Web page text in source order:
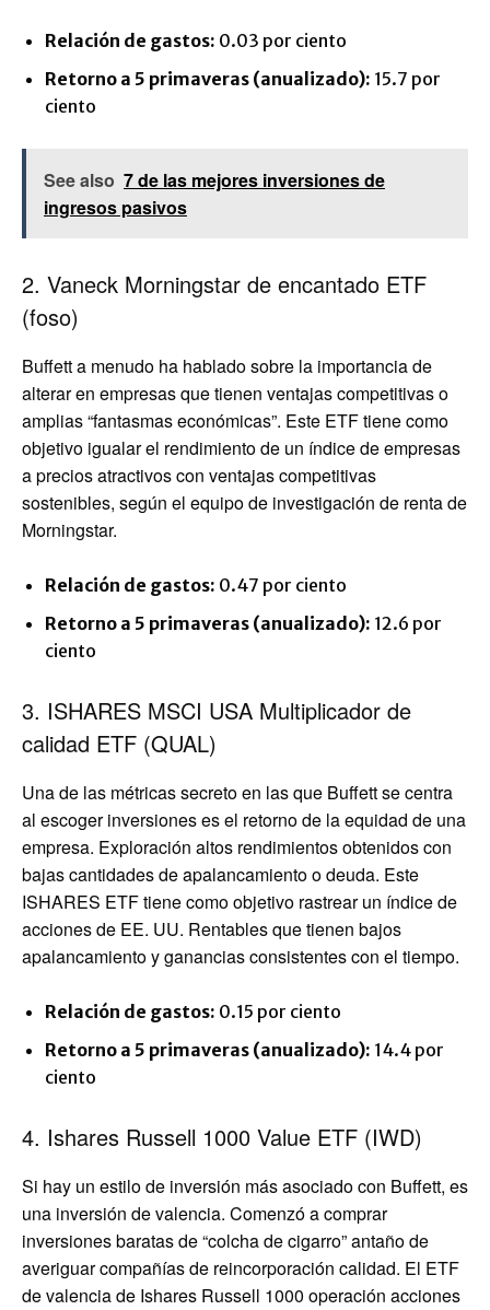
Relación de gastos: 0.03 por ciento
Retorno a 5 primaveras (anualizado): 15.7 por
ciento
See also 7 de las mejores inversiones de
ingresos pasivos
2. Vaneck Morningstar de encantado ETF
(foso)
Buffett a menudo ha hablado sobre la importancia de
alterar en empresas que tienen ventajas competitivas o
amplias “fantasmas económicas”. Este ETF tiene como
objetivo igualar el rendimiento de un índice de empresas
a precios atractivos con ventajas competitivas
sostenibles, según el equipo de investigación de renta de
Morningstar.
Relación de gastos: 0.47 por ciento
Retorno a 5 primaveras (anualizado): 12.6 por
ciento
3. ISHARES MSCI USA Multiplicador de
calidad ETF (QUAL)
Una de las métricas secreto en las que Buffett se centra
al escoger inversiones es el retorno de la equidad de una
empresa. Exploración altos rendimientos obtenidos con
bajas cantidades de apalancamiento o deuda. Este
ISHARES ETF tiene como objetivo rastrear un índice de
acciones de EE. UU. Rentables que tienen bajos
apalancamiento y ganancias consistentes con el tiempo.
Relación de gastos: 0.15 por ciento
Retorno a 5 primaveras (anualizado): 14.4 por
ciento
4. Ishares Russell 1000 Value ETF (IWD)
Si hay un estilo de inversión más asociado con Buffett, es
una inversión de valencia. Comenzó a comprar
inversiones baratas de “colcha de cigarro” antaño de
averiguar compañías de reincorporación calidad. El ETF
de valencia de Ishares Russell 1000 operación acciones